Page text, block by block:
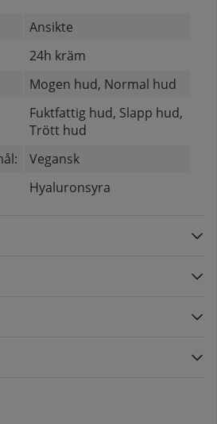
Ansikte
24h kräm
Mogen hud, Normal hud
Fuktfattig hud, Slapp hud,
Trött hud
Vegansk
Hyaluronsyra